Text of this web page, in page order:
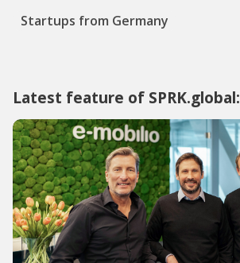
Startups from Germany
Latest feature of SPRK.global: